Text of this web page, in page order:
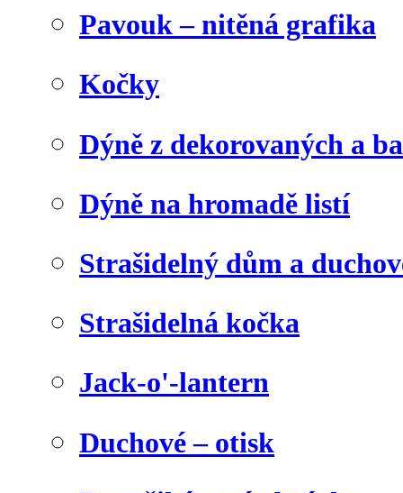
Pavouk – nitěná grafika
Kočky
Dýně z dekorovaných a
Dýně na hromadě listí
Strašidelný dům a
Strašidelná kočka
Jack-o'-lantern
Duchové – otisk